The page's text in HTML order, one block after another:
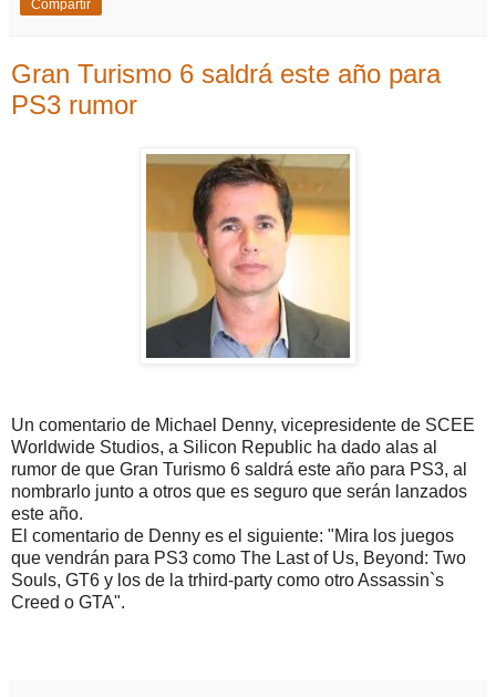
Compartir
Gran Turismo 6 saldrá este año para
PS3 rumor
Un comentario de Michael Denny, vicepresidente de SCEE
Worldwide Studios, a Silicon Republic ha dado alas al
rumor de que Gran Turismo 6 saldrá este año para PS3, al
nombrarlo junto a otros que es seguro que serán lanzados
este año.
El comentario de Denny es el siguiente: "Mira los juegos
que vendrán para PS3 como The Last of Us, Beyond: Two
Souls, GT6 y los de la trhird-party como otro Assassin`s
Creed o GTA".